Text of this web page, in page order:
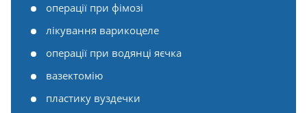
операції при фімозі
лікування варикоцеле
операції при водянці яєчка
вазектомію
пластику вуздечки